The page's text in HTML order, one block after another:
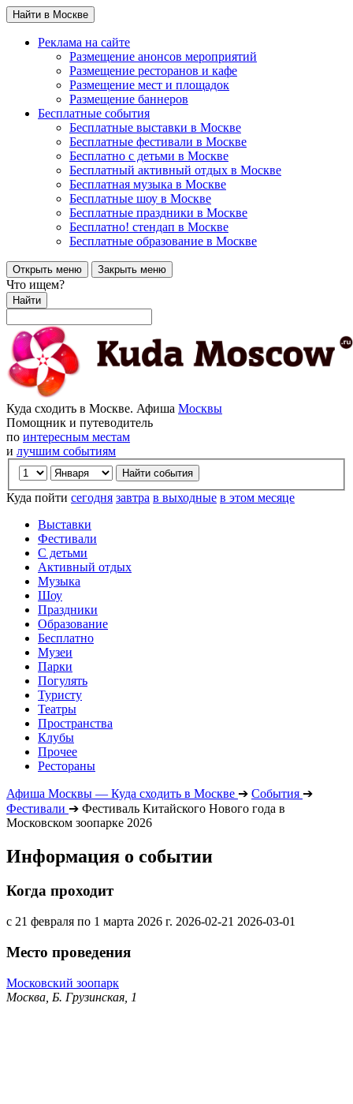
Найти в Москве
Реклама на сайте
Размещение анонсов мероприятий
Размещение ресторанов и кафе
Размещение мест и площадок
Размещение баннеров
Бесплатные события
Бесплатные выставки в Москве
Бесплатные фестивали в Москве
Бесплатно с детьми в Москве
Бесплатный активный отдых в Москве
Бесплатная музыка в Москве
Бесплатные шоу в Москве
Бесплатные праздники в Москве
Бесплатно! стендап в Москве
Бесплатные образование в Москве
Открыть меню Закрыть меню
Что ищем?
Найти
Куда сходить в Москве. Афиша Москвы
Помощник и путеводитель
по интересным местам
и лучшим событиям
Куда пойти сегодня завтра в выходные в этом месяце
Выставки
Фестивали
С детьми
Активный отдых
Музыка
Шоу
Праздники
Образование
Бесплатно
Музеи
Парки
Погулять
Туристу
Театры
Пространства
Клубы
Прочее
Рестораны
Афиша Москвы — Куда сходить в Москве ➔ События ➔
Фестивали ➔ Фестиваль Китайского Нового года в
Московском зоопарке 2026
Информация о событии
Когда проходит
с 21 февраля по 1 марта 2026 г. 2026-02-21 2026-03-01
Место проведения
Московский зоопарк
Москва, Б. Грузинская, 1